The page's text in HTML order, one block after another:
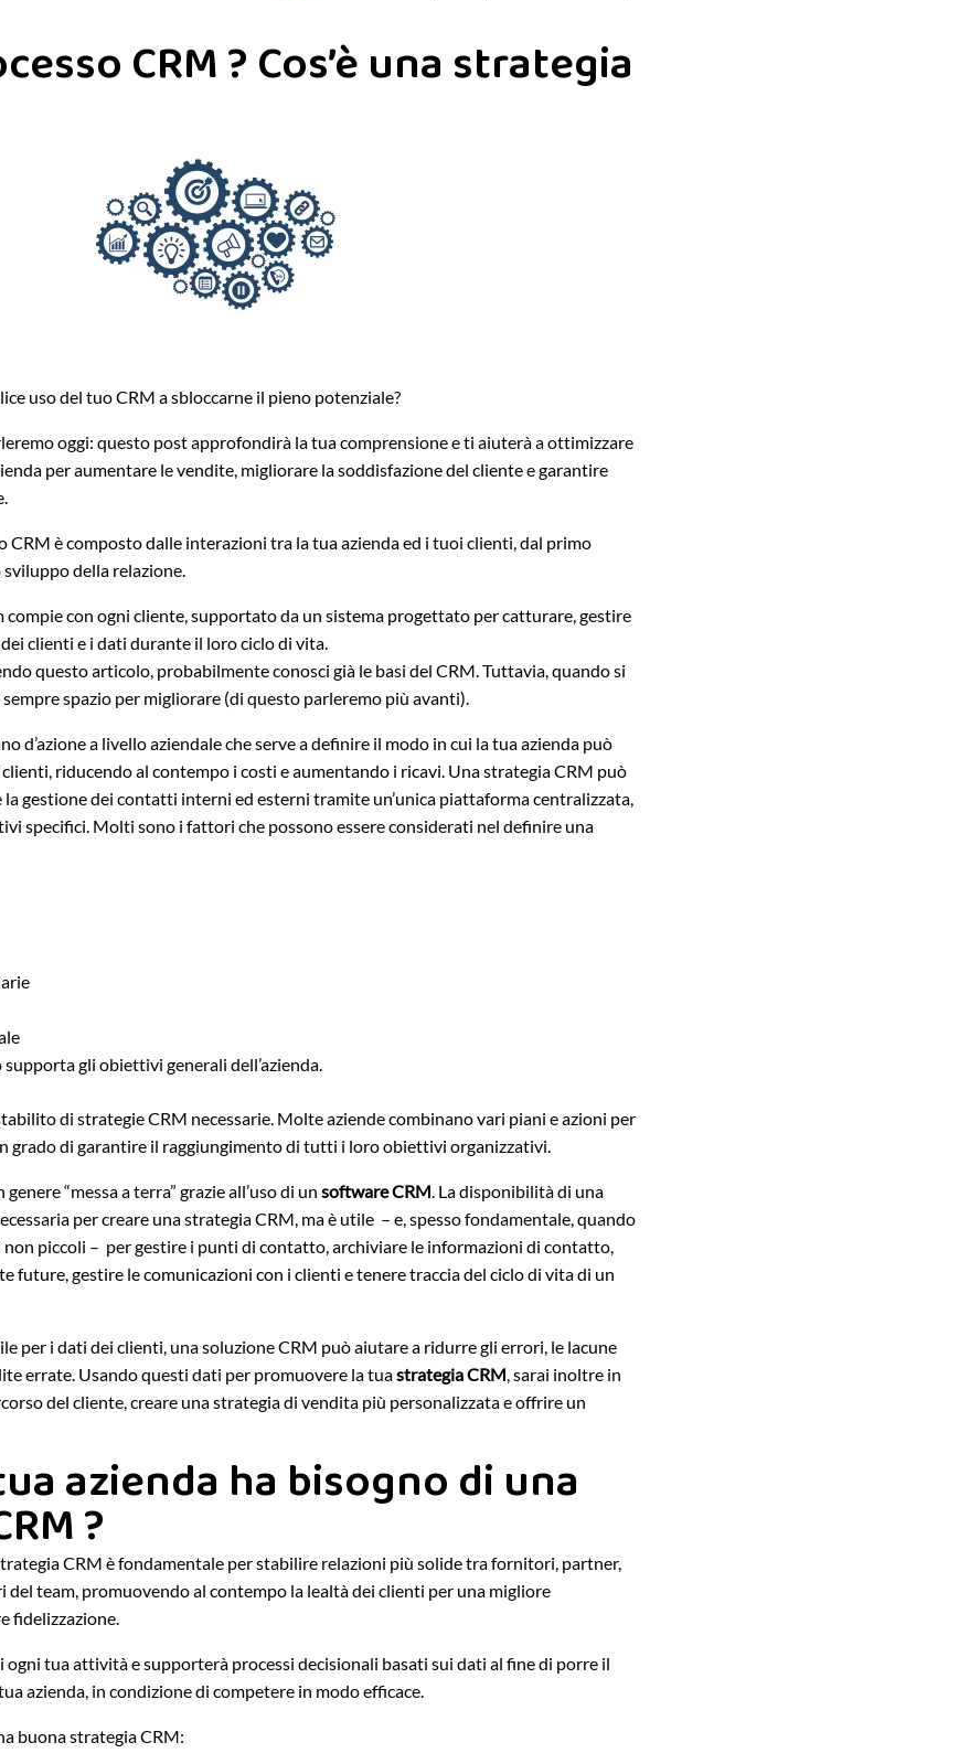
CRM ? Cos’è una strategia
uso del tuo CRM a sbloccarne il pieno potenziale?
oggi: questo post approfondirà la tua comprensione e ti aiuterà a ottimizzare
per aumentare le vendite, migliorare la soddisfazione del cliente e garantire
CRM è composto dalle interazioni tra la tua azienda ed i tuoi clienti, dal primo
sviluppo della relazione.
compie con ogni cliente, supportato da un sistema progettato per catturare, gestire
clienti e i dati durante il loro ciclo di vita.
questo articolo, probabilmente conosci già le basi del CRM. Tuttavia, quando si
spazio per migliorare (di questo parleremo più avanti).
d’azione a livello aziendale che serve a definire il modo in cui la tua azienda può
riducendo al contempo i costi e aumentando i ricavi. Una strategia CRM può
la gestione dei contatti interni ed esterni tramite un’unica piattaforma centralizzata,
specifici. Molti sono i fattori che possono essere considerati nel definire una
gli obiettivi generali dell’azienda.
di strategie CRM necessarie. Molte aziende combinano vari piani e azioni per
grado di garantire il raggiungimento di tutti i loro obiettivi organizzativi.
“messa a terra” grazie all’uso di un software CRM. La disponibilità di una
per creare una strategia CRM, ma è utile – e, spesso fondamentale, quando
piccoli – per gestire i punti di contatto, archiviare le informazioni di contatto,
future, gestire le comunicazioni con i clienti e tenere traccia del ciclo di vita di un
per i dati dei clienti, una soluzione CRM può aiutare a ridurre gli errori, le lacune
errate. Usando questi dati per promuovere la tuastrategia CRM, sarai inoltre in
del cliente, creare una strategia di vendita più personalizzata e offrire un
azienda ha bisogno di una
?
CRM è fondamentale per stabilire relazioni più solide tra fornitori, partner,
del team, promuovendo al contempo la lealtà dei clienti per una migliore
fidelizzazione.
ogni tua attività e supporterà processi decisionali basati sui dati al fine di porre il
azienda, in condizione di competere in modo efficace.
buona strategia CRM: